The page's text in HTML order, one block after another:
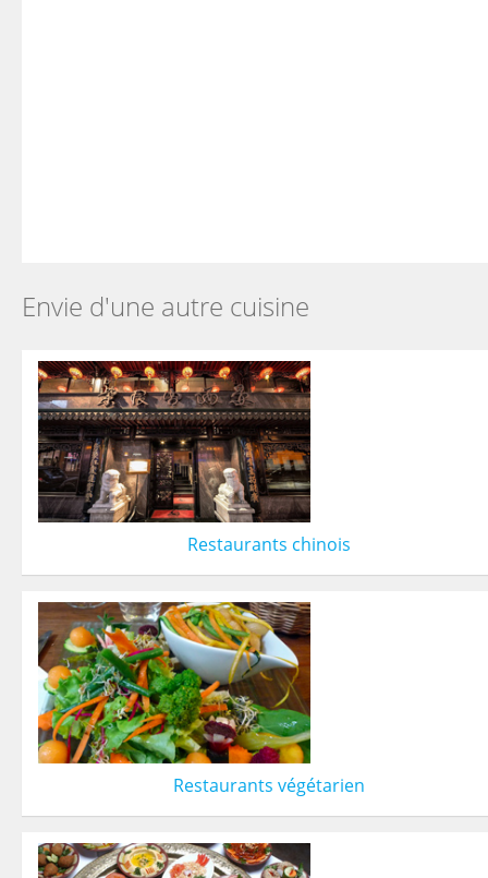
Envie d'une autre cuisine
Restaurants chinois
Restaurants végétarien